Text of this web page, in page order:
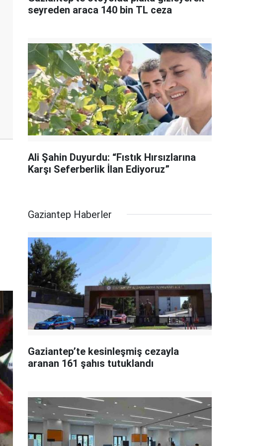
seyreden araca 140 bin TL ceza
Ali Şahin Duyurdu: “Fıstık Hırsızlarına
Karşı Seferberlik İlan Ediyoruz”
Gaziantep Haberler
Gaziantep’te kesinleşmiş cezayla
aranan 161 şahıs tutuklandı